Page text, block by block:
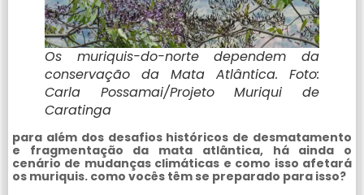
Os muriquis-do-norte dependem da
conservação da Mata Atlântica. Foto:
Carla Possamai/Projeto Muriqui de
Caratinga
para além dos desafios históricos de desmatamento
e fragmentação da mata atlântica, há ainda o
cenário de mudanças climáticas e como isso afetará
os muriquis. como vocês têm se preparado para isso?